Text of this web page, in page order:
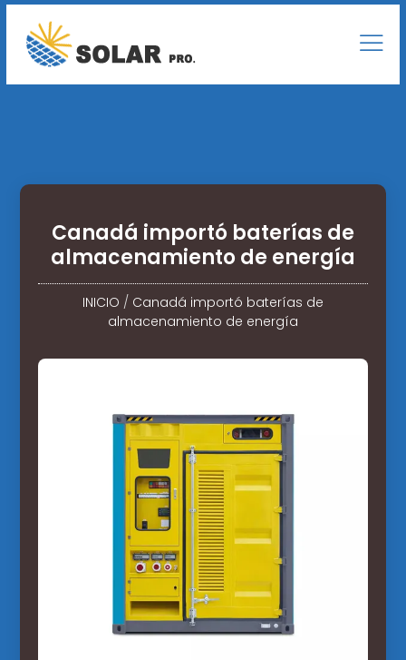
Canadá importó baterías de
almacenamiento de energía
INICIO / Canadá importó baterías de
almacenamiento de energía